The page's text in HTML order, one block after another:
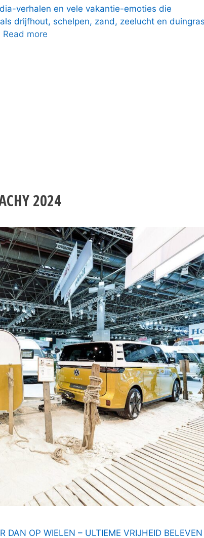
verhalen en vele vakantie-emoties die
drijfhout, schelpen, zand, zeelucht en
Read more
2024
OP WIELEN – ULTIEME VRIJHEID BELEVEN